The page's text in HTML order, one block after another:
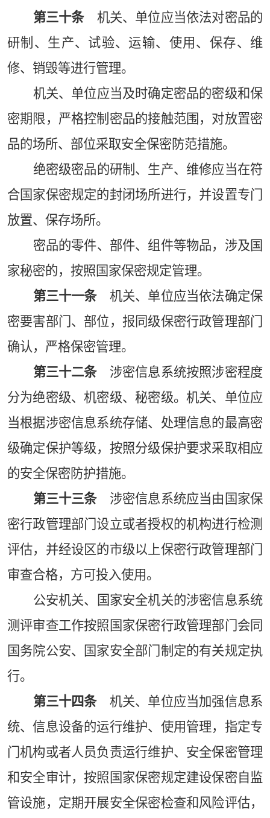
第三十条机关、单位应当依法对密品的
研制、生产、试验、运输、使用、保存、维
修、销毁等进行管理。
机关、单位应当及时确定密品的密级和保
密期限，严格控制密品的接触范围，对放置密
品的场所、部位采取安全保密防范措施。
绝密级密品的研制、生产、维修应当在符
合国家保密规定的封闭场所进行，并设置专门
放置、保存场所。
密品的零件、部件、组件等物品，涉及国
家秘密的，按照国家保密规定管理。
第三十一条机关、单位应当依法确定保
密要害部门、部位，报同级保密行政管理部门
确认，严格保密管理。
第三十二条涉密信息系统按照涉密程度
分为绝密级、机密级、秘密级。机关、单位应
当根据涉密信息系统存储、处理信息的最高密
级确定保护等级，按照分级保护要求采取相应
的安全保密防护措施。
第三十三条涉密信息系统应当由国家保
密行政管理部门设立或者授权的机构进行检测
评估，并经设区的市级以上保密行政管理部门
审查合格，方可投入使用。
公安机关、国家安全机关的涉密信息系统
测评审查工作按照国家保密行政管理部门会同
国务院公安、国家安全部门制定的有关规定执
行。
第三十四条机关、单位应当加强信息系
统、信息设备的运行维护、使用管理，指定专
门机构或者人员负责运行维护、安全保密管理
和安全审计，按照国家保密规定建设保密自监
管设施，定期开展安全保密检查和风险评估，